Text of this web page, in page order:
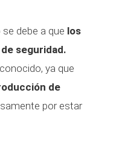
debe a que los
seguridad.
ya que
de
por estar